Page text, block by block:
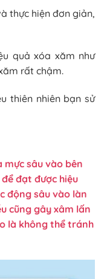
thực hiện đơn giản,
quả xóa xăm như
rất chậm.
thiên nhiên bạn sử
mực sâu vào bên
đạt được hiệu
động sâu vào làn
cũng gây xâm lấn
là không thể tránh